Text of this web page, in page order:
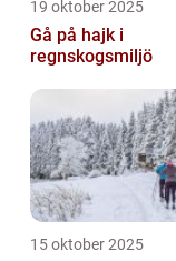
19 oktober 2025
Gå på hajk i
regnskogsmiljö
15 oktober 2025